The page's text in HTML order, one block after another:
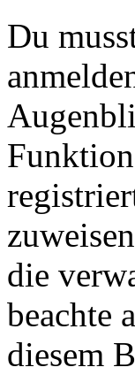
Du
die
beachte
diesem